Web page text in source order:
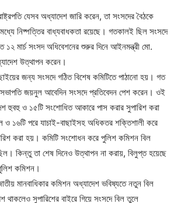
যেসব অধ্যাদেশ জারি করেন, তা সংসদের বৈঠকে
নিষ্পত্তির বাধ্যবাধকতা রয়েছে। গতকালই ছিল সংসদে
মার্চ সংসদ অধিবেশনের শুরুর দিনে আইনমন্ত্রী মো.
উত্থাপন করেন।
জন্য সংসদে গঠিত বিশেষ কমিটিতে পাঠানো হয়। গত
সভাপতি জয়নুল আবেদিন সংসদে প্রতিবেদন পেশ করেন। ওই
হুবহু ও ১৫টি সংশোধিত আকারে পাস করার সুপারিশ করা
ও ১৬টি পরে যাচাই-বাছাইসহ অধিকতর শক্তিশালী করে
করা হয়। কমিটি সংশোধন করে পুলিশ কমিশন বিল
কিন্তু তা শেষ দিনেও উত্থাপন না করায়, বিলুপ্ত হয়েছে
কমিশন।
মানবাধিকার কমিশন অধ্যাদেশ ভবিষ্যতে নতুন বিল
থাকলেও সুপারিশের বাইরে গিয়ে সংসদে বিল তুলে